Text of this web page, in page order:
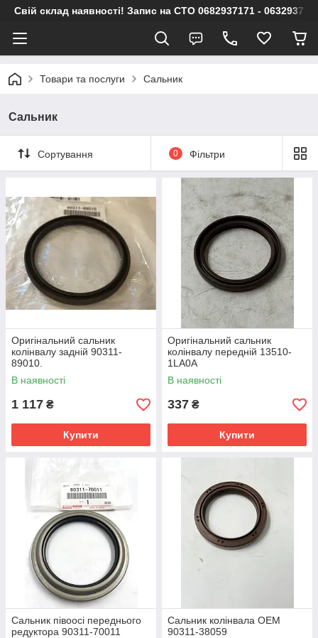
Свій склад наявності! Запис на СТО 0682937171 -
Товари та послуги Сальник
Сальник
Сортування 0 Фільтри
Оригінальний сальник
колінвалу задній 90311-
89010.
В наявності
1 117 ₴
Купити
Оригінальний сальник
колінвалу передній 13510-
1LA0A
В наявності
337 ₴
Купити
Сальник півоосі переднього
редуктора 90311-70011
Сальник колінвала OEM
90311-38059